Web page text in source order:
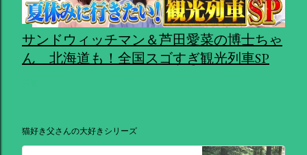
サンドウィッチマン＆芦田愛菜の博士ちゃ
ん 北海道も！全国スゴすぎ観光列車SP
猫好き父さんの大好きシリーズ